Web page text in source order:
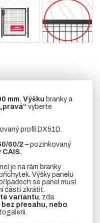
mm. Výšku branky a
vyberte
profil DX51D.
60/2 – pozinkovaný
je na rám branky
Výšky panelu
se panel musí
části zkrátit.
variantu, zda
bez přesahu, nebo